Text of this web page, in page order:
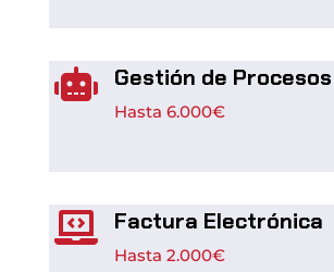
 Gestión de Procesos
Hasta 6.000€
 Factura Electrónica
Hasta 2.000€